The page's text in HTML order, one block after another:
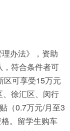
办法》，资助
符合条件者可
区可享受15万元
徐汇区、闵行
（0.7万元/月至3
。留学生购车